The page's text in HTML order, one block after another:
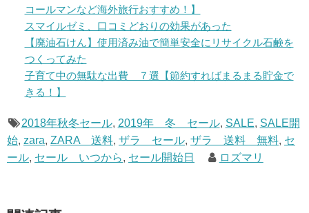
コールマンなど海外旅行おすすめ！】
スマイルゼミ、口コミどおりの効果があった
【廃油石けん】使用済み油で簡単安全にリサイクル石鹸を
つくってみた
子育て中の無駄な出費 ７選【節約すればまるまる貯金で
きる！】
2018年秋冬セール, 2019年 冬 セール, SALE, SALE開
始, zara, ZARA 送料, ザラ セール, ザラ 送料 無料, セ
ール, セール いつから, セール開始日 ロズマリ